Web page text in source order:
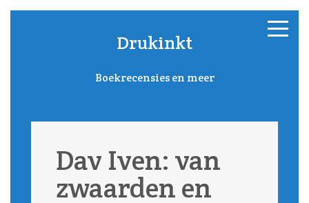
Drukinkt
Boekrecensies en meer
Dav Iven: van
zwaarden en